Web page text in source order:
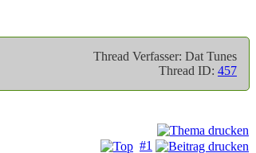
Thread Verfasser: Dat Tunes
Thread ID: 457
#1